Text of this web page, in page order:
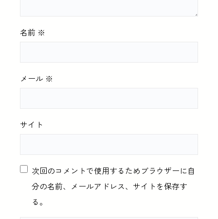
名前 ※
メール ※
サイト
次回のコメントで使用するためブラウザーに自
分の名前、メールアドレス、サイトを保存す
る。